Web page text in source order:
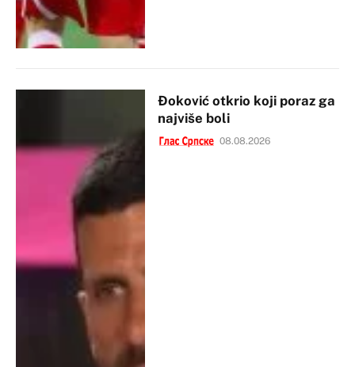
Đoković otkrio koji poraz ga
najviše boli
08.08.2026